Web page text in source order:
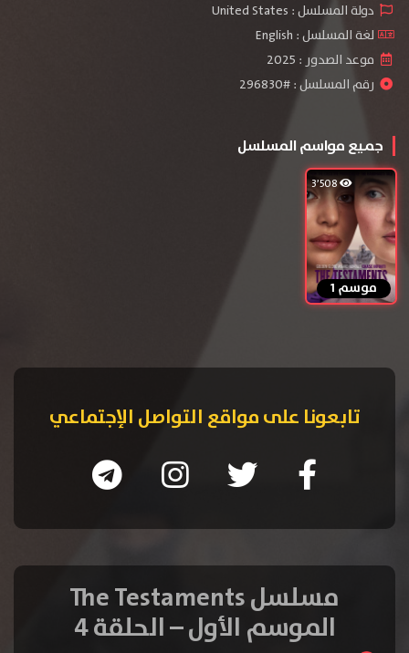
دولة المسلسل : United States
لغة المسلسل : English
موعد الصدور : 2025
رقم المسلسل : #296830
جميع مواسم المسلسل
موسم 1
تابعونا على مواقع التواصل الإجتماعي
مسلسل The Testaments
الموسم الأول – الحلقة 4